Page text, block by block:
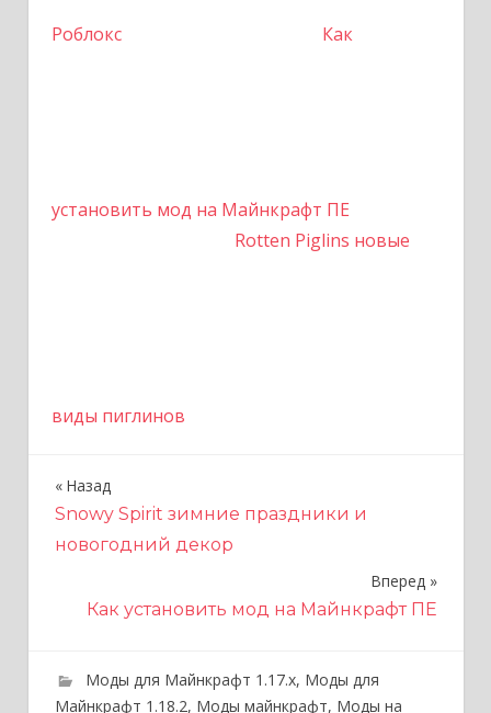
Роблокс Как
установить мод на Майнкрафт ПЕ
Rotten Piglins новые
виды пиглинов
Н
а
а
Назад
Snowy Spirit зимние праздники и
новогодний декор
Вперед
Как установить мод на Майнкрафт ПЕ
Моды для Майнкрафт 1.17.x, Моды для
Майнкрафт 1.18.2, Моды майнкрафт, Моды на